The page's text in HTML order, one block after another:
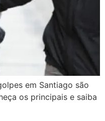
em Santiago são
os principais e saiba